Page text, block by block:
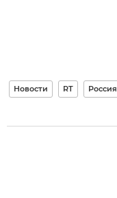
Новости RT Россия